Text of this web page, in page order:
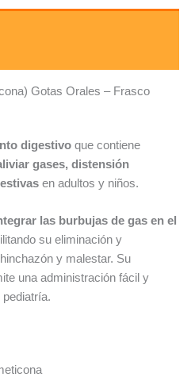
Gotas Orales – Frasco
digestivo que contiene
gases, distensión
en adultos y niños.
las burbujas de gas en el
su eliminación y
y malestar. Su
una administración fácil y